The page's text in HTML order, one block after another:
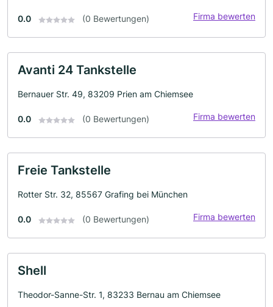
0.0 (0 Bewertungen) Firma bewerten
Avanti 24 Tankstelle
Bernauer Str. 49, 83209 Prien am Chiemsee
0.0 (0 Bewertungen) Firma bewerten
Freie Tankstelle
Rotter Str. 32, 85567 Grafing bei München
0.0 (0 Bewertungen) Firma bewerten
Shell
Theodor-Sanne-Str. 1, 83233 Bernau am Chiemsee